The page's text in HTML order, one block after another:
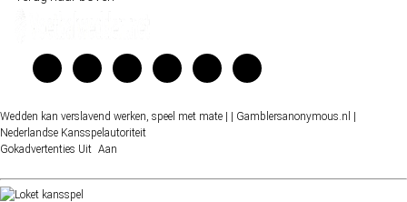
Wedden kan verslavend werken, speel met mate | | Gamblersanonymous.nl |
Nederlandse Kansspelautoriteit
Gokadvertenties Uit Aan